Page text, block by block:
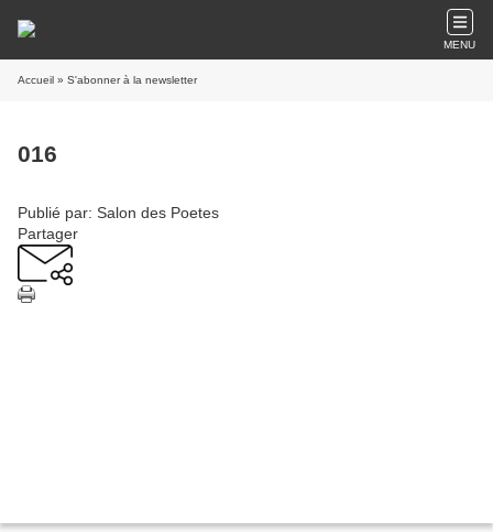
MENU
Accueil » S'abonner à la newsletter
016
Publié par: Salon des Poetes
Partager